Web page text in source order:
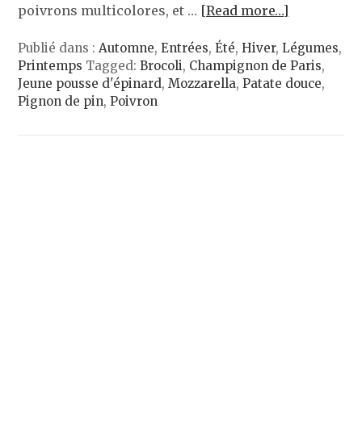
poivrons multicolores, et … [Read more…]
Publié dans :Automne,Entrées,Été,Hiver,Légumes,
Printemps Tagged:Brocoli, Champignon de Paris,
Jeune pousse d'épinard,Mozzarella,Patate douce,
Pignon de pin,Poivron